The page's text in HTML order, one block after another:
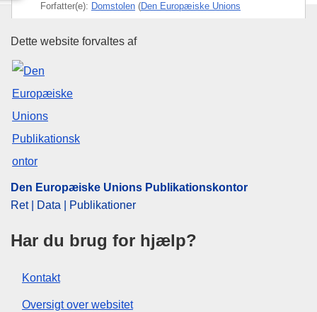
Forfatter(e): Domstolen (Den Europæiske Unions
tilbagebetaling af skat
CELEX : 62016CA0387
OJ : JOC_2018_142_R_0007
IMMC : ARR-C-0387-2016
Den Europæiske Unions
Dette website forvaltes af
Den Europæiske Unions Publikationskontor
Ret | Data | Publikationer
Har du brug for hjælp?
Kontakt
Oversigt over websitet